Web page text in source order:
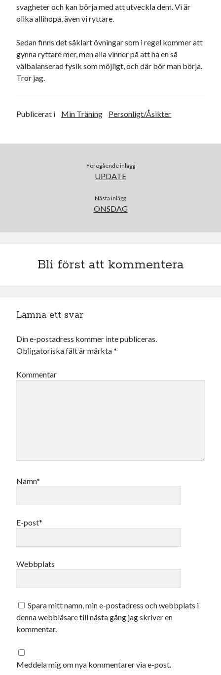
juli 2023
juni 2023
april 2023
mars 2023
februari 2023
januari 2023
oktober 2022
december 2021
september 2021
svagheter och kan börja med att utveckla dem. Vi är
olika allihopa, även vi ryttare.
Sedan finns det såklart övningar som i regel kommer att
gynna ryttare mer, men alla vinner på att ha en så
välbalanserad fysik som möjligt, och där bör man börja.
Tror jag.
Publicerat i Min Träning Personligt/Åsikter
Föregående inlägg
UPDATE
Nästa inlägg
ONSDAG
Bli först att kommentera
Lämna ett svar
Din e-postadress kommer inte publiceras.
Obligatoriska fält är märkta*
Kommentar
Namn*
E-post*
Webbplats
Spara mitt namn, min e-postadress och webbplats i
denna webbläsare till nästa gång jag skriver en
kommentar.
Meddela mig om nya kommentarer via e-post.